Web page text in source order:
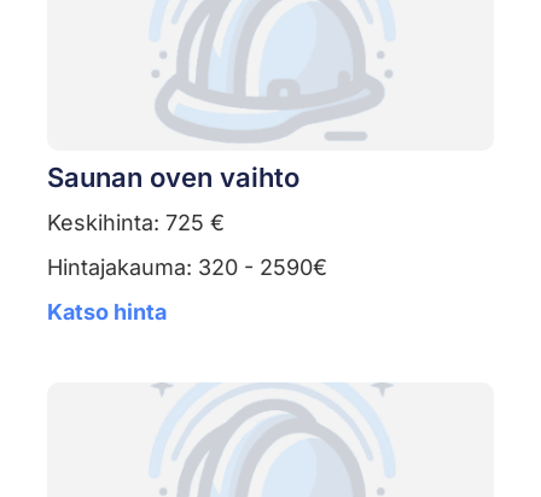
Saunan oven vaihto
Keskihinta: 725 €
Hintajakauma: 320 - 2590€
Katso hinta